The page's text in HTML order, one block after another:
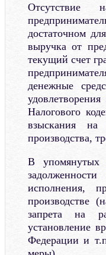
Отсутствие
достаточном
выручка от
текущий счет
денежные
Налогового
взыскания на
производства,
В упомянутых
исполнения,
производстве
запрета на
установление
Федерации и